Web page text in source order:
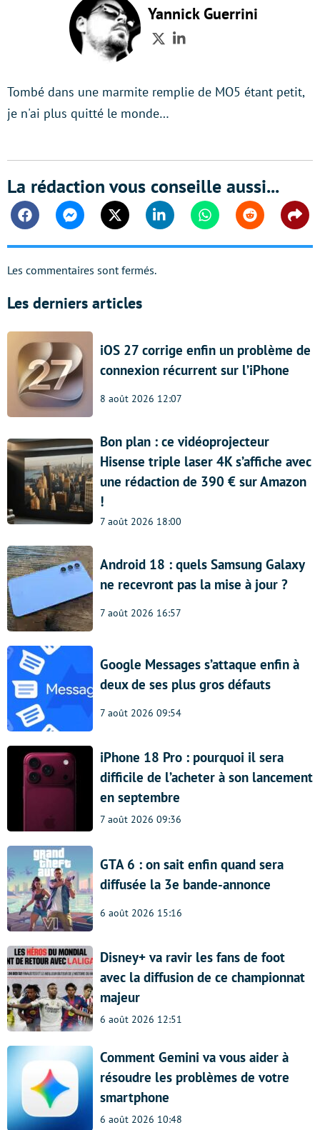
Yannick Guerrini
TwitterLinkedIn
Tombé dans une marmite remplie de MO5 étant petit,
je n'ai plus quitté le monde…
La rédaction vous conseille aussi...
FacebookMessengerTwitter Linkedin WhatsappReddit
Les commentaires sont fermés.
Les derniers articles
iOS 27 corrige enfin un problème de
connexion récurrent sur l’iPhone
8 août 2026 12:07
Bon plan : ce vidéoprojecteur
Hisense triple laser 4K s’affiche avec
une rédaction de 390 € sur Amazon
!
7 août 2026 18:00
Android 18 : quels Samsung Galaxy
ne recevront pas la mise à jour ?
7 août 2026 16:57
Google Messages s’attaque enfin à
deux de ses plus gros défauts
7 août 2026 09:54
iPhone 18 Pro : pourquoi il sera
difficile de l’acheter à son lancement
en septembre
7 août 2026 09:36
GTA 6 : on sait enfin quand sera
diffusée la 3e bande-annonce
6 août 2026 15:16
Disney+ va ravir les fans de foot
avec la diffusion de ce championnat
majeur
6 août 2026 12:51
Comment Gemini va vous aider à
résoudre les problèmes de votre
smartphone
6 août 2026 10:48